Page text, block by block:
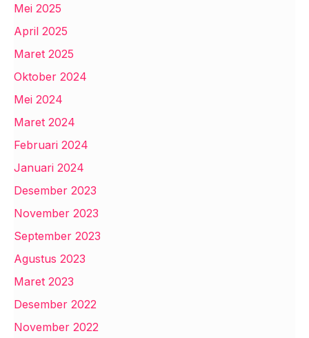
Mei 2025
April 2025
Maret 2025
Oktober 2024
Mei 2024
Maret 2024
Februari 2024
Januari 2024
Desember 2023
November 2023
September 2023
Agustus 2023
Maret 2023
Desember 2022
November 2022